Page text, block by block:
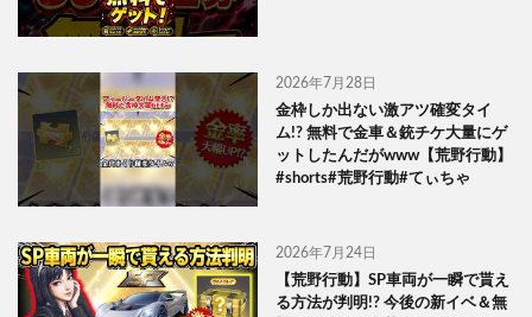
2026年7月28日
金枠しか出ない激アツ確変タイ
ム!? 無料で金車＆銃チケ大量にゲ
ットしたんだがwww【荒野行動】
#shorts#荒野行動#てぃちゃ
2026年7月24日
【荒野行動】SP車両が一瞬で貰え
る方法が判明!? 今後の新イベ＆無